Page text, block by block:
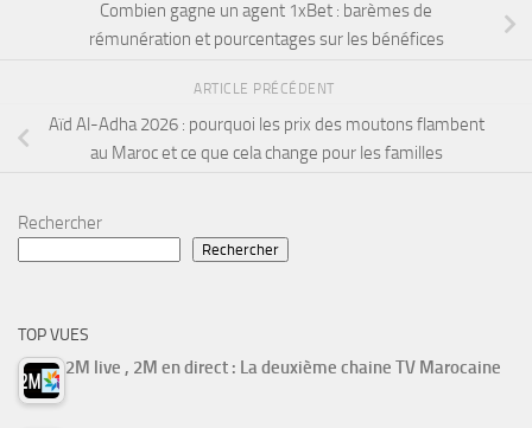
Combien gagne un agent 1xBet : barèmes de
rémunération et pourcentages sur les bénéfices
ARTICLE PRÉCÉDENT
Aïd Al-Adha 2026 : pourquoi les prix des moutons flambent
au Maroc et ce que cela change pour les familles
Rechercher
Rechercher
TOP VUES
2M live , 2M en direct : La deuxième chaine TV Marocaine